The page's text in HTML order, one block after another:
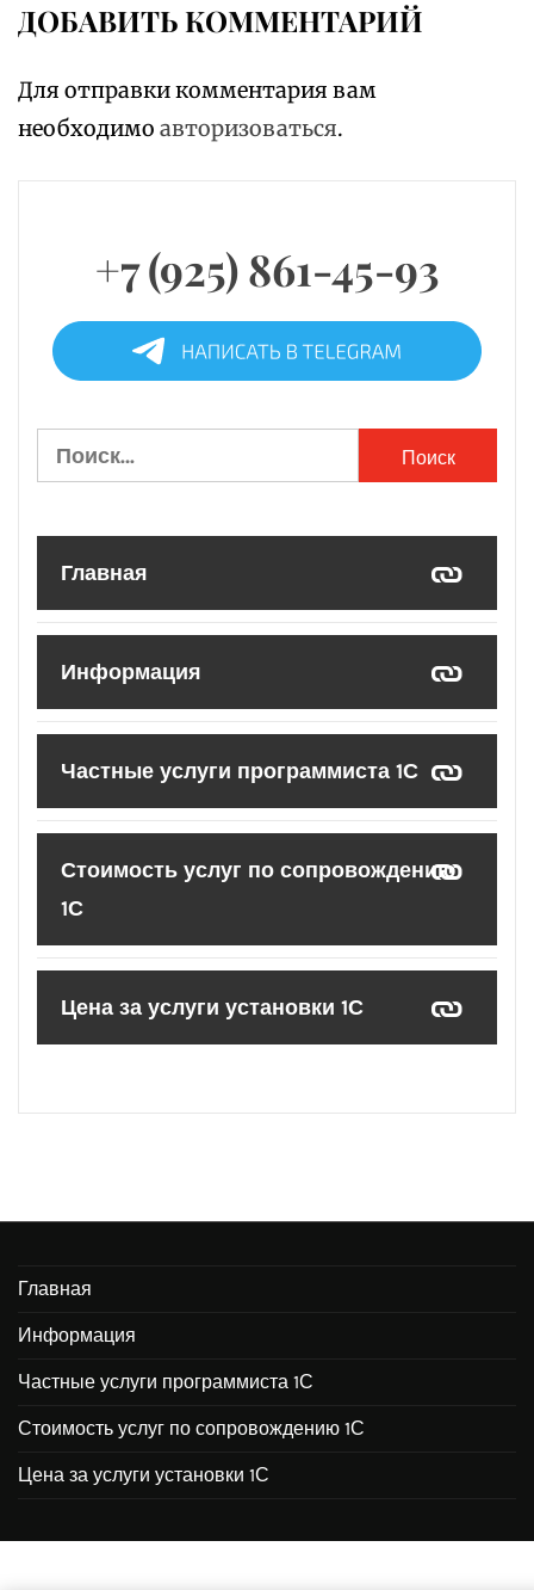
ДОБАВИТЬ КОММЕНТАРИЙ
Для отправки комментария вам
необходимо авторизоваться.
+7 (925) 861-45-93
Найти:
Главная
Информация
Частные услуги программиста 1С
Стоимость услуг по сопровождению
1С
Цена за услуги установки 1С
Главная
Информация
Частные услуги программиста 1С
Стоимость услуг по сопровождению 1С
Цена за услуги установки 1С